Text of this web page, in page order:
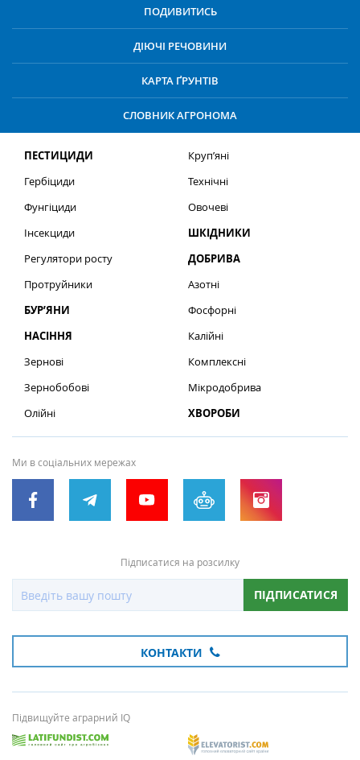
ПОДИВИТИСЬ
ДІЮЧІ РЕЧОВИНИ
КАРТА ҐРУНТІВ
СЛОВНИК АГРОНОМА
ПЕСТИЦИДИ
Гербіциди
Фунгіциди
Інсекциди
Регулятори росту
Протруйники
БУР’ЯНИ
НАСІННЯ
Зернові
Зернобобові
Олійні
Круп’яні
Технічні
Овочеві
ШКІДНИКИ
ДОБРИВА
Азотні
Фосфорні
Калійні
Комплексні
Мікродобрива
ХВОРОБИ
Ми в соціальних мережах
Підписатися на розсилку
ПІДПИСАТИСЯ
КОНТАКТИ
Підвищуйте аграрний IQ